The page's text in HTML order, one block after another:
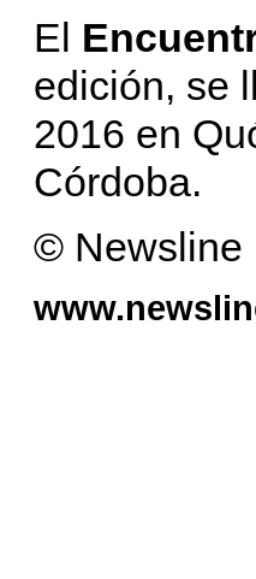
El
edición, se
2016 en
Córdoba.
© Newsline